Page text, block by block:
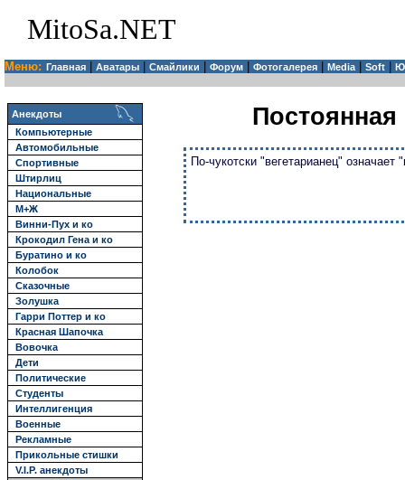
MitoSa.NET
Меню: Главная Аватары Смайлики Форум Фотогалерея Media| Soft
Анекдоты
Компьютерные
Автомобильные
Спортивные
Штирлиц
Национальные
М+Ж
Винни-Пух и ко
Крокодил Гена и ко
Буратино и ко
Колобок
Сказочные
Золушка
Гарри Поттер и ко
Красная Шапочка
Вовочка
Дети
Политические
Студенты
Интеллигенция
Военные
Рекламные
Прикольные стишки
V.I.P. анекдоты
Постоянная
По-чукотски "вегетарианец" означает